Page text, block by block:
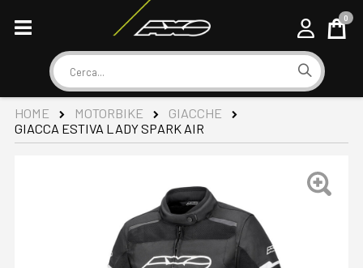
Cerca
Cart
0
HOME MOTORBIKE
GIACCHE
GIACCA ESTIVA LADY SPARK AIR